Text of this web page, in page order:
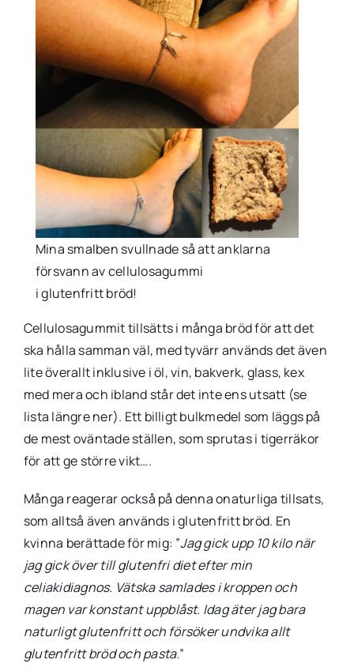
Mina smalben svullnade så att anklarna
försvann av cellulosagummi
i glutenfritt bröd!
Cellulosagummit tillsätts i många bröd för att det
ska hålla samman väl, med tyvärr används det även
lite överallt inklusive i öl, vin, bakverk, glass, kex
med mera och ibland står det inte ens utsatt (se
lista längre ner). Ett billigt bulkmedel som läggs på
de mest oväntade ställen, som sprutas i tigerräkor
för att ge större vikt….
Många reagerar också på denna onaturliga tillsats,
som alltså även används i glutenfritt bröd. En
kvinna berättade för mig: ”Jag gick upp 10 kilo när
jag gick över till glutenfri diet efter min
celiakidiagnos. Vätska samlades i kroppen och
magen var konstant uppblåst. Idag äter jag bara
naturligt glutenfritt och försöker undvika allt
glutenfritt bröd och pasta.”